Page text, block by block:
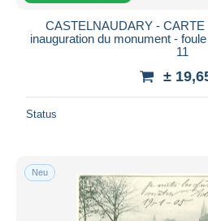
CASTELNAUDARY -
inauguration du monument -
11
±
Status
Neu